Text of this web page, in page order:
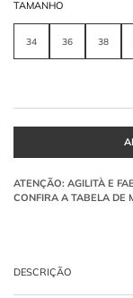
TAMANHO
34 36 38
DESCRIÇÃO